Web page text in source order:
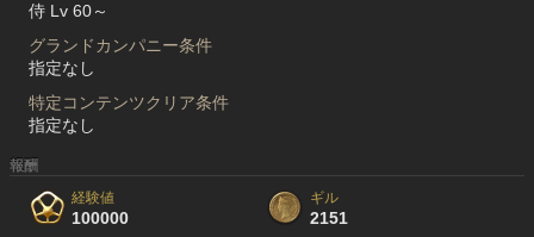
侍 Lv 60～
グランドカンパニー条件
指定なし
特定コンテンツクリア条件
指定なし
報酬
経験値
100000
ギル
2151